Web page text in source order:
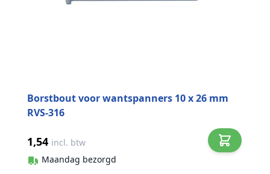
Borstbout voor wantspanners 10 x 26 mm
RVS-316
1,54 incl. btw
Maandag bezorgd